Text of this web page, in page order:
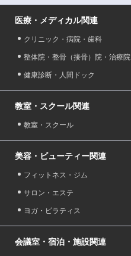
医療・メディカル関連
クリニック・病院・歯科
整体院・整骨（接骨）院・治療院
健康診断・人間ドック
教室・スクール関連
教室・スクール
美容・ビューティー関連
フィットネス・ジム
サロン・エステ
ヨガ・ピラティス
会議室・宿泊・施設関連